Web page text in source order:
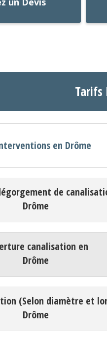
Tarifs
en Drôme
de
Drôme
canalisation en
Drôme
(Selon diamètre et
Drôme